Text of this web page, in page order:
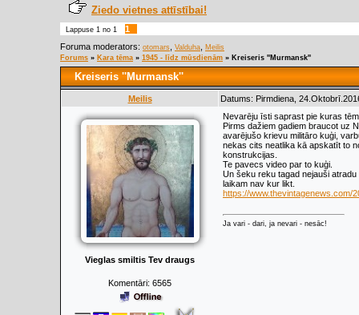
Ziedo vietnes attīstībai!
Lappuse 1 no 1
1
Foruma moderators: otomars Valduha
Meilis
Forums » Kara tēma » 1945 - līdz mūsdienām » Kreiseris ''Murmansk''
Kreiseris ''Murmansk''
Meilis Datums: Pirmdiena,
Vieglas smiltis Tev draugs
Komentāri: 6565
Nevarēju īsti saprast pie kuras
Pirms dažiem gadiem braucot uz
avarējušo krievu militāro kuģi,
nekas cits neatlika kā apskatīt to
konstrukcijas.
Te pavecs video par to kuģi.
Un šeku reku tagad nejauši
laikam nav kur likt.
https://www.thevintagenews.com/
Ja vari - dari, ja nevari - nesāc!